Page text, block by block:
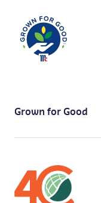
Grown for Good